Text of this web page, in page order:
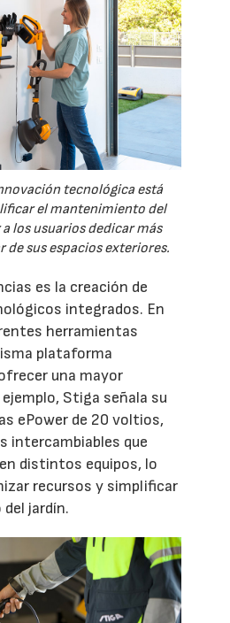
tecnológica está
el mantenimiento del
los usuarios dedicar más
sus espacios exteriores.
es la creación de
integrados. En
herramientas
plataforma
una mayor
Stiga señala su
ePower de 20 voltios,
intercambiables que
distintos equipos, lo
recursos y simplificar
jardín.